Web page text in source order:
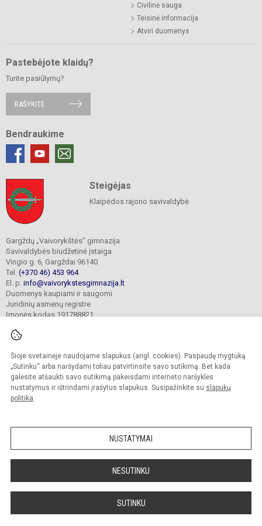
Šioje svetainėje naudojame slapukus (angl. cookies). Paspaudę mygtuką
„Sutinku“ arba naršydami toliau patvirtinsite savo sutikimą. Bet kada
galėsite atšaukti savo sutikimą pakeisdami interneto naršyklės
nustatymus ir ištrindami įrašytus slapukus. Susipažinkite su slapukų
politika.
NUSTATYMAI
NESUTINKU
SUTINKU
Civilinė sauga
Teisinė informacija
Atviri duomenys
Pastebėjote klaidų?
Turite pasiūlymų?
RAŠYKITE
Bendraukime
Steigėjas
Klaipėdos rajono savivaldybė
Gargždų „Vaivorykštės“ gimnazija
Savivaldybės biudžetinė įstaiga
Vingio g. 6, Gargždai 96140
Tel. (+370 46) 453 964
El. p. info@vaivorykstesgimnazija.lt
Duomenys kaupiami ir saugomi
Juridinių asmenų registre
Įmonės kodas 191788821
© 2022. Gargždų „Vaivorykštės“ gimnazija. Visos teisės saugomos.
Kopijuoti turinį be raštiško gimnazijos sutikimo griežtai draudžiama.
Prieinamumo paraiška Slapukų valdymas
Sumanus būdas atnaujinti